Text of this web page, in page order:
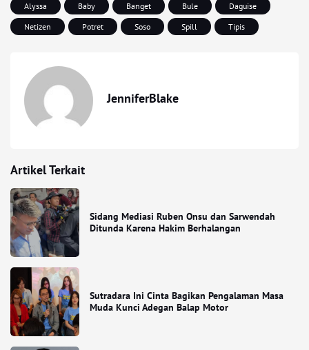
Alyssa Baby Banget Bule
Daguise
Netizen
Potret Soso Spill Tipis
JenniferBlake
Artikel Terkait
Sidang Mediasi Ruben Onsu dan Sarwendah
Ditunda Karena Hakim Berhalangan
Sutradara Ini Cinta Bagikan Pengalaman Masa
Muda Kunci Adegan Balap Motor